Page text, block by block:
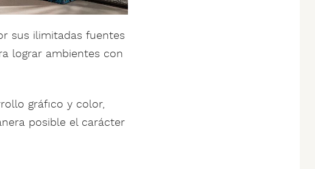
sus ilimitadas fuentes
lograr ambientes con
gráfico y color,
posible el carácter